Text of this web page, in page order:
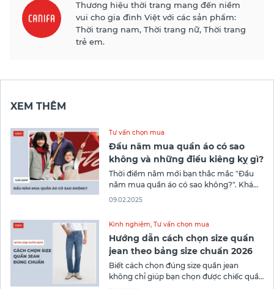
Thương hiệu thời trang mang đến niềm
vui cho gia đình Việt với các sản phẩm:
Thời trang nam, Thời trang nữ, Thời trang
trẻ em.
XEM THÊM
Tư vấn chọn mua
Đầu năm mua quần áo có sao
không và những điều kiêng kỵ gì?
Thời điểm năm mới bạn thắc mắc "Đầu
năm mua quần áo có sao không?". Khám
phá ngay bài viết sau của Canifa để biết
cần tránh và địa chỉ mua
09.02.2025
Kinh nghiệm, Tư vấn chọn mua
Hướng dẫn cách chọn size quần
jean theo bảng size chuẩn 2026
Biết cách chọn đúng size quần jean
không chỉ giúp bạn chọn được chiếc quần